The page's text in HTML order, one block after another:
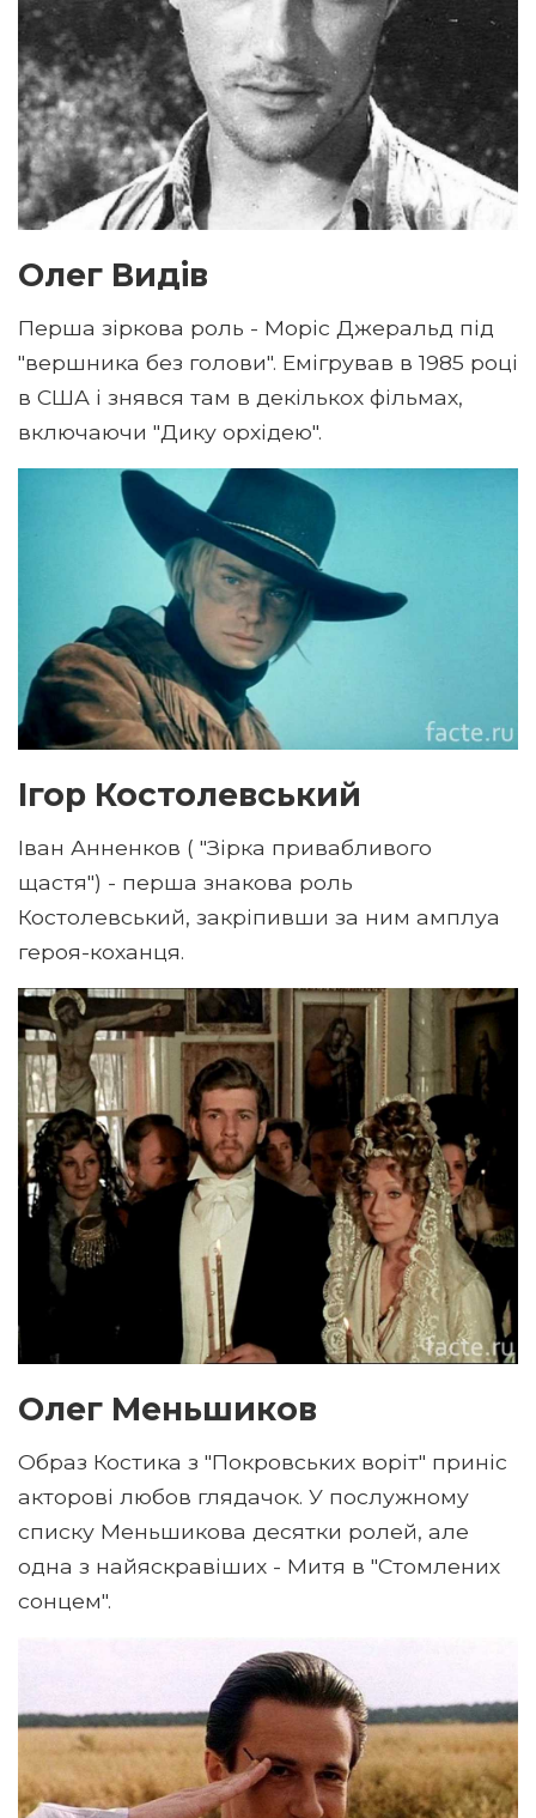
Олег Видів
Перша зіркова роль - Моріс Джеральд під
"вершника без голови". Емігрував в 1985 році
в США і знявся там в декількох фільмах,
включаючи "Дику орхідею".
Ігор Костолевський
Іван Анненков ( "Зірка привабливого
щастя") - перша знакова роль
Костолевський, закріпивши за ним амплуа
героя-коханця.
Олег Меньшиков
Образ Костика з "Покровських воріт" приніс
акторові любов глядачок. У послужному
списку Меньшикова десятки ролей, але
одна з найяскравіших - Митя в "Стомлених
сонцем".